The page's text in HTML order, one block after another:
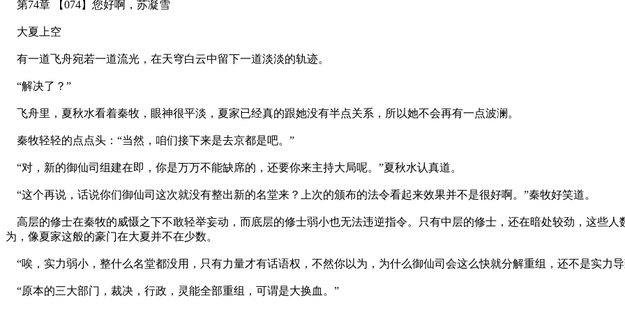
第74章 【074】您好啊，苏凝雪
大夏上空
有一道飞舟宛若一道流光，在天穹白云中留下一道淡淡的轨迹。
“解决了？”
飞舟里，夏秋水看着秦牧，眼神很平淡，夏家已经真的跟她没有半点关系，所以她不会再有一点波澜。
秦牧轻轻的点点头：“当然，咱们接下来是去京都是吧。”
“对，新的御仙司组建在即，你是万万不能缺席的，还要你来主持大局呢。”夏秋水认真道。
“这个再说，话说你们御仙司这次就没有整出新的名堂来？上次的颁布的法令看起来效果并不是很好啊。”秦牧好笑道。
高层的修士在秦牧的威慑之下不敢轻举妄动，而底层的修士弱小也无法违逆指令。只有中层的修士，还在暗处较劲，这些
为，像夏家这般的豪门在大夏并不在少数。
“唉，实力弱小，整什么名堂都没用，只有力量才有话语权，不然你以为，为什么御仙司会这么快就分解重组，还不是实力
“原本的三大部门，裁决，行政，灵能全部重组，可谓是大换血。”